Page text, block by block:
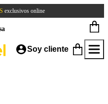
exclusivos online
Soy cliente